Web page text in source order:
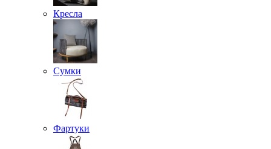
Кресла
Сумки
Фартуки